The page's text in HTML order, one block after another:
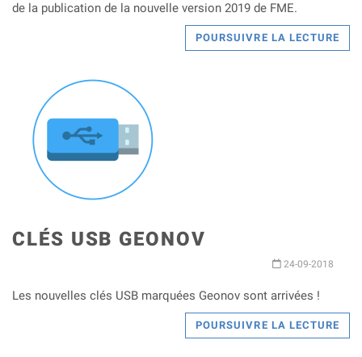
de la publication de la nouvelle version 2019 de FME.
POURSUIVRE LA LECTURE
CLÉS USB GEONOV
24-09-2018
Les nouvelles clés USB marquées Geonov sont arrivées !
POURSUIVRE LA LECTURE